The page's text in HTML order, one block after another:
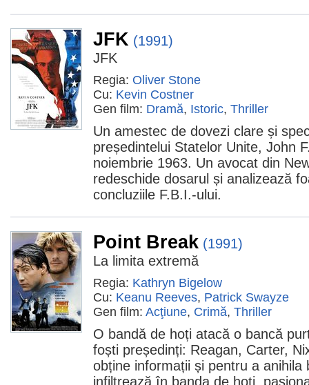
JFK (1991)
JFK
Regia: Oliver Stone
Cu: Kevin Costner
Gen film: Dramă, Istoric, Thriller
Un amestec de dovezi clare și
președintelui Statelor Unite, John
noiembrie 1963. Un avocat din
redeschide dosarul și analizează
concluziile F.B.I.-ului.
Point Break (1991)
La limita extremă
Regia: Kathryn Bigelow
Cu: Keanu Reeves, Patrick Swayze
Gen film: Acţiune, Crimă, Thriller
O bandă de hoți atacă o bancă
foști președinți: Reagan, Carter,
obține informații și pentru a anihila
infiltrează în banda de hoți,